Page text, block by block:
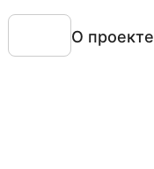
О проекте